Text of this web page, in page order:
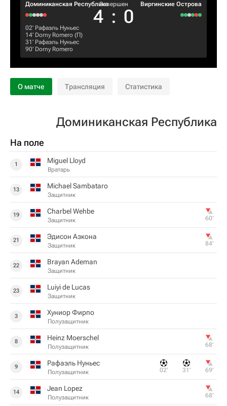
Доминиканская РеспубликаЗавершен
4 : 0
Виргинские Острова
02‎’‎ Рафаэль Нуньес
14‎’‎ Dorny Romero (П)
31‎’‎ Рафаэль Нуньес
90‎’‎ Dorny Romero
О матче Трансляция Статистика
Доминиканская Республика
На поле
1 Miguel Lloyd
Вратарь
13 Michael Sambataro
Защитник
19 Charbel Wehbe
Защитник 60‎’‎
21 Эдисон Азкона
Защитник 84‎’‎
22 Brayan Ademan
Защитник
23 Luiyi de Lucas
Защитник
3 Хуниор Фирпо
Полузащитник
8 Heinz Moerschel
Полузащитник 68‎’‎
9 Рафаэль Нуньес
Полузащитник 02‎’‎ 31‎’‎ 69‎’‎
14 Jean Lopez
Полузащитник 68‎’‎